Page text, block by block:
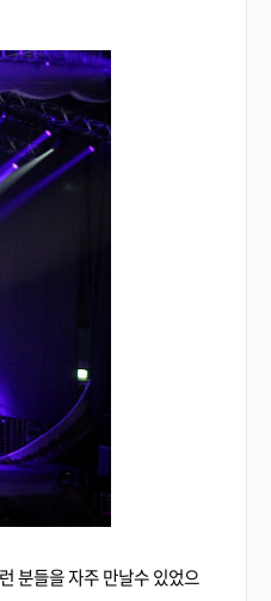
분들을 자주 만날수 있었으